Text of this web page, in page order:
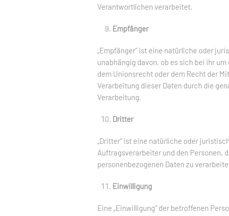
Verantwortlichen verarbeitet.
Empfänger
„Empfänger“ ist eine natürliche oder
unabhängig davon, ob es sich bei ihr
dem Unionsrecht oder dem Recht der
Verarbeitung dieser Daten durch die
Verarbeitung.
Dritter
„Dritter“ ist eine natürliche oder
Auftragsverarbeiter und den Personen,
personenbezogenen Daten zu
Einwilligung
Eine „Einwilligung“ der betroffenen